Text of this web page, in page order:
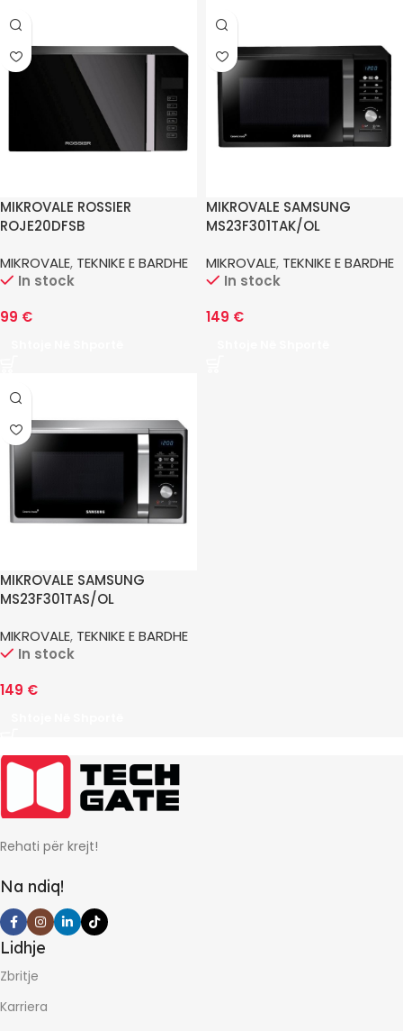
MIKROVALE ROSSIER
ROJE20DFSB
MIKROVALE, TEKNIKE E BARDHE
In stock
99 €
MIKROVALE SAMSUNG
MS23F301TAK/OL
MIKROVALE, TEKNIKE E BARDHE
In stock
149 €
MIKROVALE SAMSUNG
MS23F301TAS/OL
MIKROVALE, TEKNIKE E BARDHE
In stock
149 €
Rehati për krejt!
Na ndiq!
Lidhje
Zbritje
Karriera